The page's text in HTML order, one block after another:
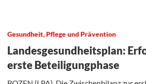
Gesundheit, Pflege und Prävention
Landesgesundheitsplan:
erste Beteiligungphase